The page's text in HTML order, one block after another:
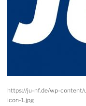
https://ju-nf.de/wp-content/
icon-1.jpg